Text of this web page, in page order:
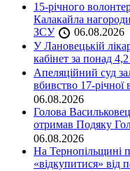
15-річного
Калакайла
ЗСУ
06.08.2026
У Лановецькій
кабінет за понад
Апеляційний суд
вбивство 17-
06.08.2026
Голова
отримав Подяку
06.08.2026
На Тернопільщині
«відкупитися» від